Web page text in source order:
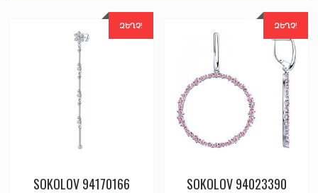
ԶԵՂՉ!
SOKOLOV 94170166
ԶԵՂՉ!
SOKOLOV 94023390